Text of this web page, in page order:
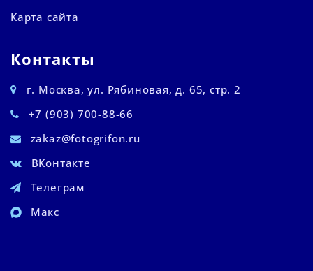
Карта сайта
Контакты
г. Москва, ул. Рябиновая, д. 65, стр. 2
+7 (903) 700-88-66
zakaz@fotogrifon.ru
ВКонтакте
Телеграм
Макс